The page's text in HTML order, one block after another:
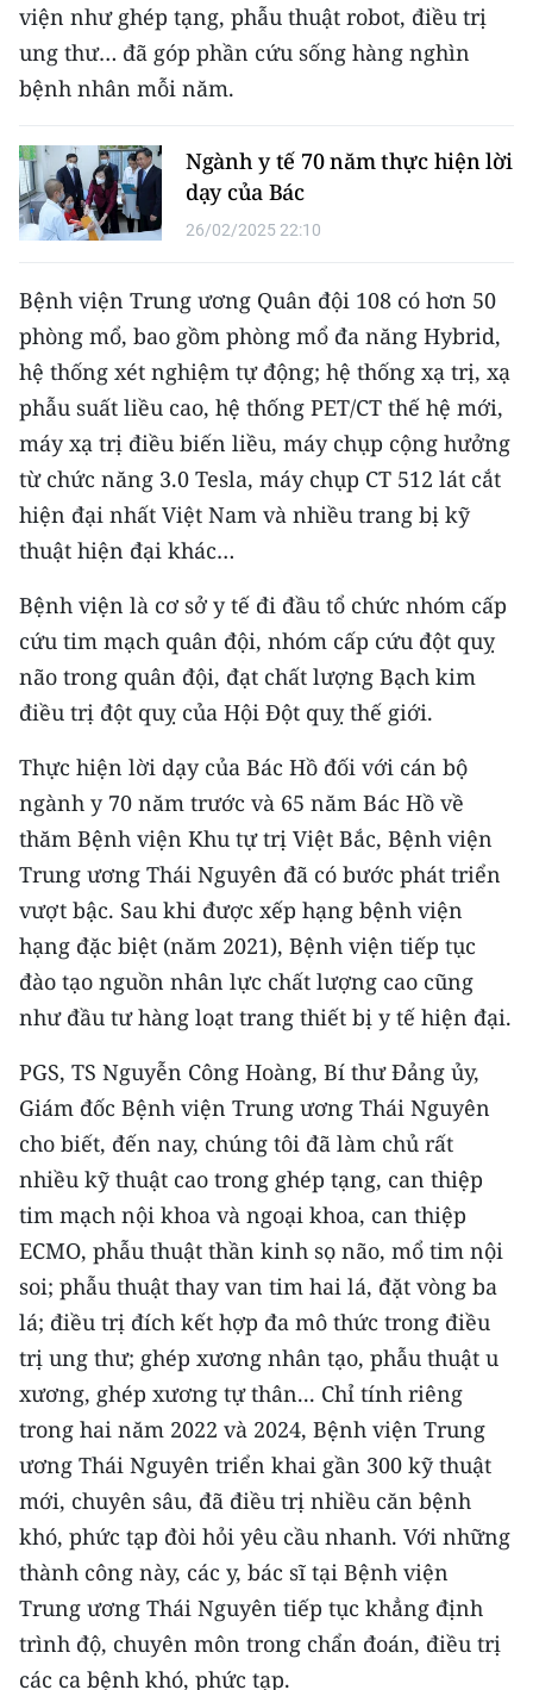
Infographic
TIN ĐỊA PHƯƠNG
Trung du và miền núi phía Bắc
Bắc Trung Bộ
Duyên hải Nam Trung Bộ và Tây
Nguyên
Đông Nam Bộ
Đồng bằng sông Cửu Long
Chuyên trang Hà Nội
Chuyên trang TP. Hồ Chí Minh
CHUYÊN ĐỀ
CÁC CHUYÊN TRANG
VỀ BÁO NHÂN DÂN
THỜI NAY
NHÂN DÂN CUỐI TUẦN
NHÂN DÂN HẰNG THÁNG
ĐỌC BÁO IN
ENGLISH
中文
FRANÇAIS
РУССКИЙ
ESPAÑOL
한국어
viện như ghép tạng, phẫu thuật robot, điều trị
ung thư… đã góp phần cứu sống hàng nghìn
bệnh nhân mỗi năm.
Ngành y tế 70 năm thực hiện lời
dạy của Bác
26/02/2025 22:10
Bệnh viện Trung ương Quân đội 108 có hơn 50
phòng mổ, bao gồm phòng mổ đa năng Hybrid,
hệ thống xét nghiệm tự động; hệ thống xạ trị, xạ
phẫu suất liều cao, hệ thống PET/CT thế hệ mới,
máy xạ trị điều biến liều, máy chụp cộng hưởng
từ chức năng 3.0 Tesla, máy chụp CT 512 lát cắt
hiện đại nhất Việt Nam và nhiều trang bị kỹ
thuật hiện đại khác…
Bệnh viện là cơ sở y tế đi đầu tổ chức nhóm cấp
cứu tim mạch quân đội, nhóm cấp cứu đột quỵ
não trong quân đội, đạt chất lượng Bạch kim
điều trị đột quỵ của Hội Ðột quỵ thế giới.
Thực hiện lời dạy của Bác Hồ đối với cán bộ
ngành y 70 năm trước và 65 năm Bác Hồ về
thăm Bệnh viện Khu tự trị Việt Bắc, Bệnh viện
Trung ương Thái Nguyên đã có bước phát triển
vượt bậc. Sau khi được xếp hạng bệnh viện
hạng đặc biệt (năm 2021), Bệnh viện tiếp tục
đào tạo nguồn nhân lực chất lượng cao cũng
như đầu tư hàng loạt trang thiết bị y tế hiện đại.
PGS, TS Nguyễn Công Hoàng, Bí thư Ðảng ủy,
Giám đốc Bệnh viện Trung ương Thái Nguyên
cho biết, đến nay, chúng tôi đã làm chủ rất
nhiều kỹ thuật cao trong ghép tạng, can thiệp
tim mạch nội khoa và ngoại khoa, can thiệp
ECMO, phẫu thuật thần kinh sọ não, mổ tim nội
soi; phẫu thuật thay van tim hai lá, đặt vòng ba
lá; điều trị đích kết hợp đa mô thức trong điều
trị ung thư; ghép xương nhân tạo, phẫu thuật u
xương, ghép xương tự thân... Chỉ tính riêng
trong hai năm 2022 và 2024, Bệnh viện Trung
ương Thái Nguyên triển khai gần 300 kỹ thuật
mới, chuyên sâu, đã điều trị nhiều căn bệnh
khó, phức tạp đòi hỏi yêu cầu nhanh. Với những
thành công này, các y, bác sĩ tại Bệnh viện
Trung ương Thái Nguyên tiếp tục khẳng định
trình độ, chuyên môn trong chẩn đoán, điều trị
các ca bệnh khó, phức tạp.